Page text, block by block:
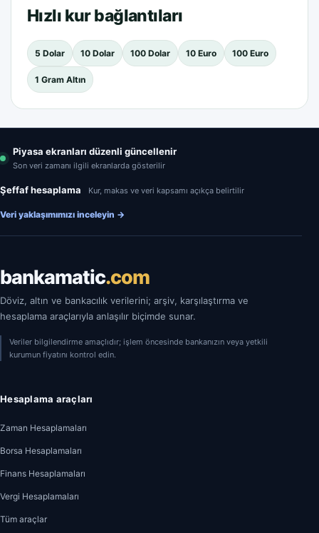
Hızlı kur bağlantıları
5 Dolar 10 Dolar 100 Dolar 10 Euro 100 Euro
1 Gram Altın
Piyasa ekranları düzenli güncellenir
Son veri zamanı ilgili ekranlarda gösterilir
Şeffaf hesaplama Kur, makas ve veri kapsamı açıkça belirtilir
Veri yaklaşımımızı inceleyin →
bankamatic.com
Döviz, altın ve bankacılık verilerini; arşiv, karşılaştırma ve
hesaplama araçlarıyla anlaşılır biçimde sunar.
Veriler bilgilendirme amaçlıdır; işlem öncesinde bankanızın veya yetkili
kurumun fiyatını kontrol edin.
Hesaplama araçları
Zaman Hesaplamaları
Borsa Hesaplamaları
Finans Hesaplamaları
Vergi Hesaplamaları
Tüm araçlar